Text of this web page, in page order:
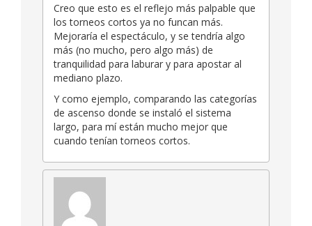
Creo que esto es el reflejo más palpable que
los torneos cortos ya no funcan más.
Mejoraría el espectáculo, y se tendría algo
más (no mucho, pero algo más) de
tranquilidad para laburar y para apostar al
mediano plazo.
Y como ejemplo, comparando las categorías
de ascenso donde se instaló el sistema
largo, para mí están mucho mejor que
cuando tenían torneos cortos.